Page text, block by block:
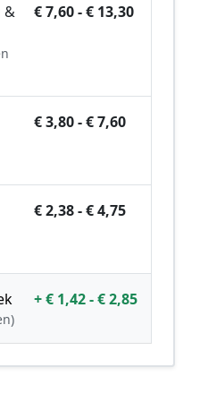
&
€ 7,60 - € 13,30
€ 3,80 - € 7,60
€ 2,38 - € 4,75
+ € 1,42 - € 2,85